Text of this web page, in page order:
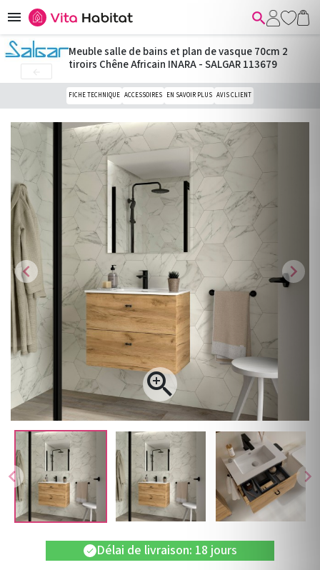
 
chevron_left chevron_right
chevron_left

chevron_right
Meuble salle de bains et plan de vasque 70cm 2
tiroirs Chêne Africain INARA - SALGAR 113679
FICHE TECHNIQUE ACCESSOIRES EN SAVOIR PLUS AVIS CLIENT
check Délai de livraison: 18 jours